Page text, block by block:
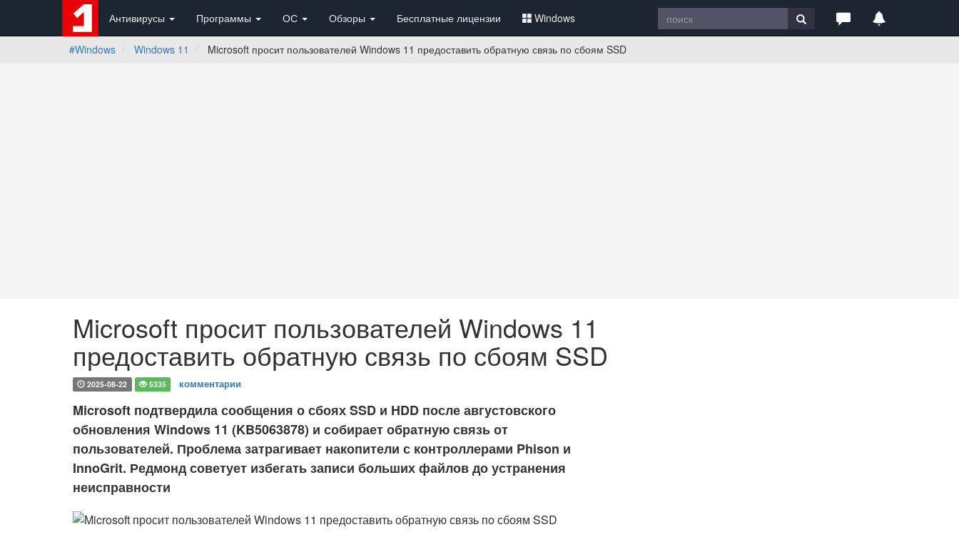
Антивирусы Программы ОС Обзоры Бесплатные лицензии Windows
#Windows Windows 11 Microsoft просит пользователей Windows 11 предоставить обратную связь по сбоям SSD
Microsoft просит пользователей Windows 11
предоставить обратную связь по сбоям SSD
2025-08-22 5335 комментарии
Microsoft подтвердила сообщения о сбоях SSD и HDD после августовского
обновления Windows 11 (KB5063878) и собирает обратную связь от
пользователей. Проблема затрагивает накопители с контроллерами Phison и
InnoGrit. Редмонд советует избегать записи больших файлов до устранения
неисправности